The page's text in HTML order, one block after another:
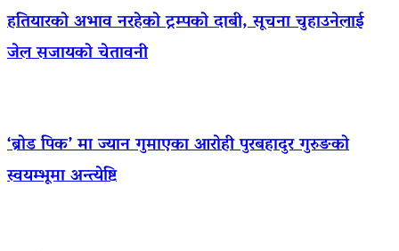
हतियारको अभाव नरहेको ट्रम्पको दाबी, सूचना चुहाउनेलाई
जेल सजायको चेतावनी
‘ब्रोड पिक’ मा ज्यान गुमाएका आराेही पुरबहादुर गुरुङको
स्वयम्भूमा अन्त्येष्टि